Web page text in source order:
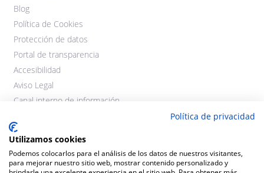
Blog
Política de Cookies
Protección de datos
Portal de transparencia
Accesibilidad
Aviso Legal
Canal interno de información
Política de privacidad
Utilizamos cookies
Podemos colocarlos para el análisis de los datos de nuestros visitantes,
para mejorar nuestro sitio web, mostrar contenido personalizado y